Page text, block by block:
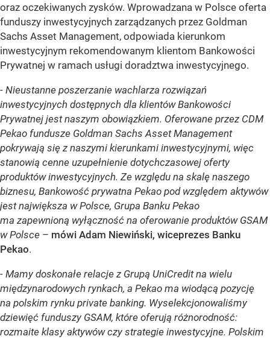
oraz oczekiwanych zysków. Wprowadzana w Polsce oferta
funduszy inwestycyjnych zarządzanych przez Goldman
Sachs Asset Management, odpowiada kierunkom
inwestycyjnym rekomendowanym klientom Bankowości
Prywatnej w ramach usługi doradztwa inwestycyjnego.
- Nieustanne poszerzanie wachlarza rozwiązań
inwestycyjnych dostępnych dla klientów Bankowości
Prywatnej jest naszym obowiązkiem. Oferowane przez CDM
Pekao fundusze Goldman Sachs Asset Management
pokrywają się z naszymi kierunkami inwestycyjnymi, więc
stanowią cenne uzupełnienie dotychczasowej oferty
produktów inwestycyjnych. Ze względu na skalę naszego
biznesu, Bankowość prywatna Pekao pod względem aktywów
jest największa w Polsce, Grupa Banku Pekao
ma zapewnioną wyłączność na oferowanie produktów GSAM
w Polsce – mówi Adam Niewiński, wiceprezes Banku
Pekao.
- Mamy doskonałe relacje z Grupą UniCredit na wielu
międzynarodowych rynkach, a Pekao ma wiodącą pozycję
na polskim rynku private banking. Wyselekcjonowaliśmy
dziewięć funduszy GSAM, które oferują różnorodność:
rozmaite klasy aktywów czy strategie inwestycyjne. Polskim